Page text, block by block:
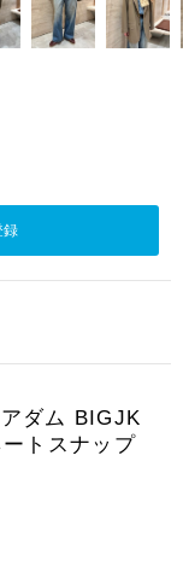
録
ダム BIGJK
トスナップ